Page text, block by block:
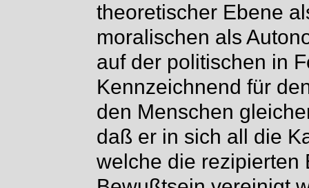
theoretischer Ebene
moralischen als
auf der politischen in
Kennzeichnend für
den Menschen
daß er in sich all die
welche die rezipierten